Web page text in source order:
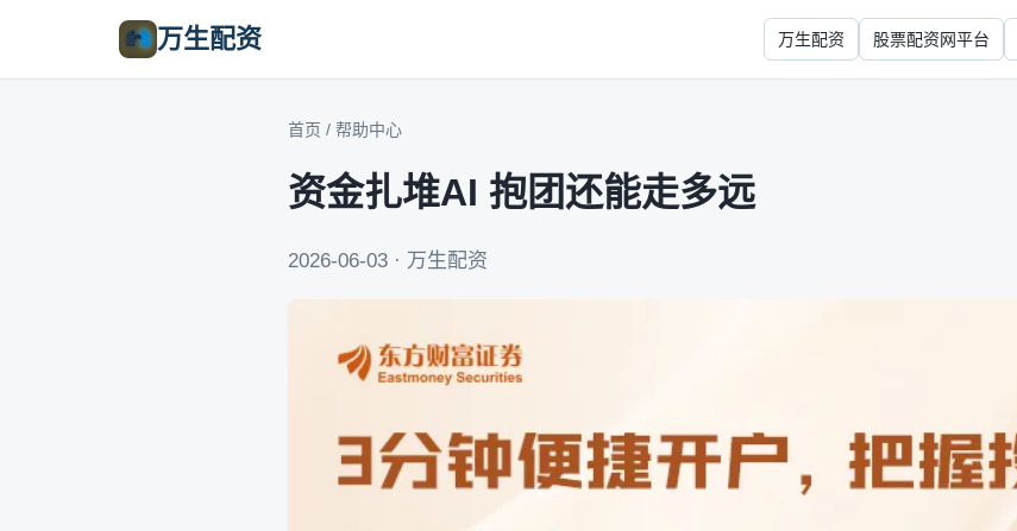
万生配资 万生配资 股票配资网平台
首页 / 帮助中心
资金扎堆AI 抱团还能走多远
2026-06-03 · 万生配资